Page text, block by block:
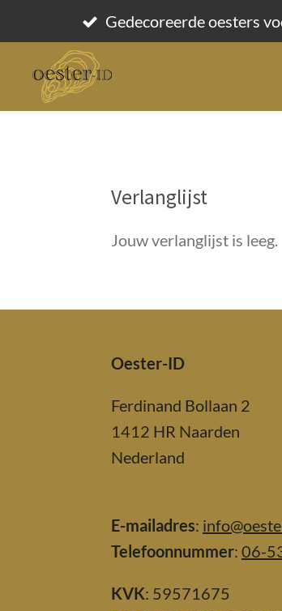
direct
naar
Gedecoreerde oesters
Verlanglijst
Jouw verlanglijst is leeg.
Oester-ID
Ferdinand Bollaan 2
1412 HR Naarden
Nederland
E-mailadres:
Telefoonnummer: 06-
KVK: 59571675